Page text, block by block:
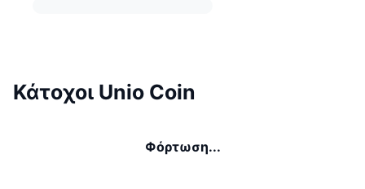
Κάτοχοι Unio Coin
Φόρτωση...